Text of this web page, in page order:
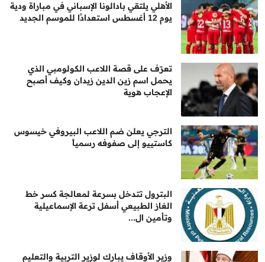
الأهلي يلتقي بادالونا الإسباني في مباراة ودية
يوم 12 أغسطس استعدادًا للموسم الجديد
تعرّف على قصة اللاعب الكولومبي الذي
يحمل اسم زين الدين زيدان وكيف أصبح
الإعجاب هوية
الترجي يعلن ضم اللاعب البيروفي خيسوس
كاستييو إلى صفوفه رسمياً
البترول تتدخل بسرعة لمعالجة كسر خط
الغاز الطبيعي أسفل ترعة الإسماعيلية
وتأمين ال...
وزير الأوقاف يبارك لوزير التربية والتعليم